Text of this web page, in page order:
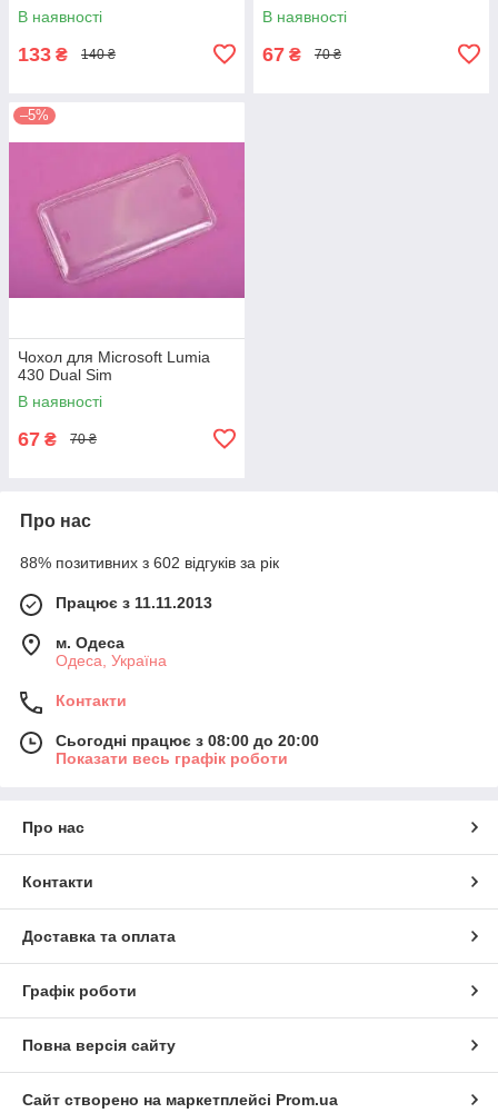
В наявності
133 ₴ 140 ₴
В наявності
67 ₴ 70 ₴
–5%
Чохол для Microsoft Lumia
430 Dual Sim
В наявності
67 ₴ 70 ₴
Про нас
88% позитивних з 602 відгуків за рік
Працює з 11.11.2013
м. Одеса
Одеса, Україна
Контакти
Сьогодні працює з 08:00 до 20:00
Показати весь графік роботи
Про нас
Контакти
Доставка та оплата
Графік роботи
Повна версія сайту
Сайт створено на маркетплейсі Prom.ua